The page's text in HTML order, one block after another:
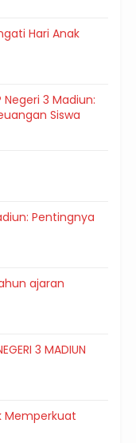
Hari Anak
Negeri 3 Madiun:
Siswa
Pentingnya
ajaran
3 MADIUN
Memperkuat